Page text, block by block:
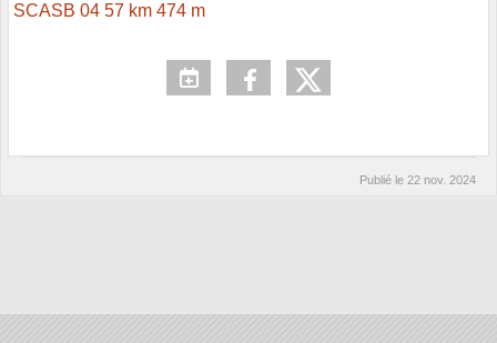
SCASB 04 57 km 474 m
Publié le 22 nov. 2024